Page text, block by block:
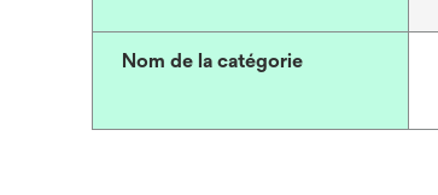
Nom de la catégorie